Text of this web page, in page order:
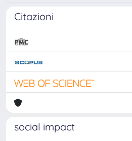
Citazioni
social impact